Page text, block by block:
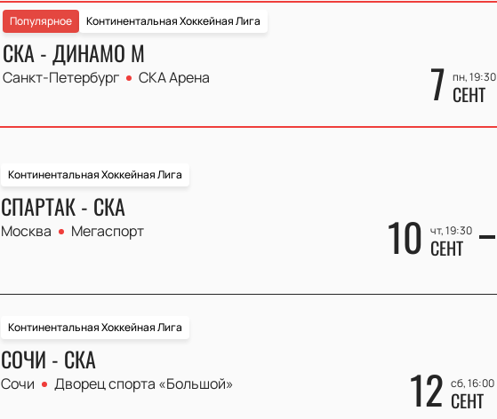
Континентальная Хоккейная Лига
Популярное
СКА - ДИНАМО М
Санкт-Петербург СКА Арена 7 пн, 19:30
СЕНТ
Континентальная Хоккейная Лига
СПАРТАК - СКА
Москва Мегаспорт 10 чт, 19:30
СЕНТ
Континентальная Хоккейная Лига
СОЧИ - СКА
Сочи Дворец спорта «Большой» 12 сб, 16:00
СЕНТ